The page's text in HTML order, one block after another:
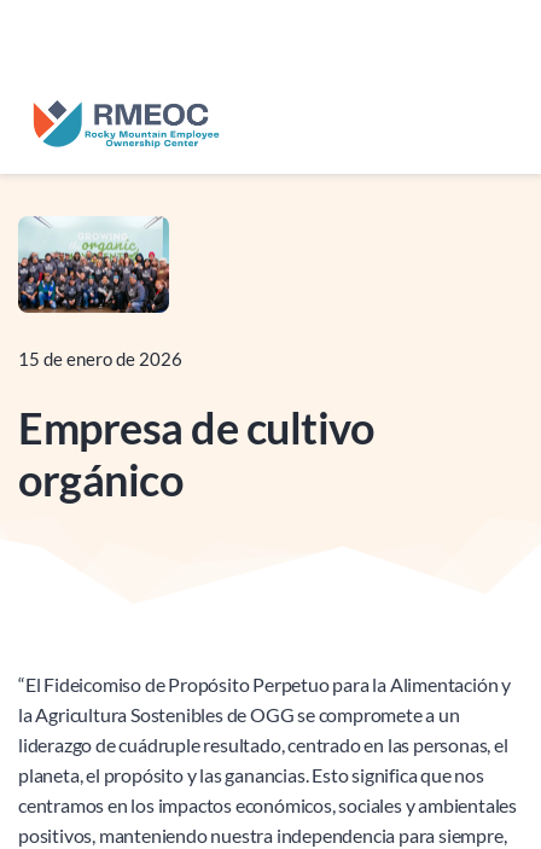
15 de enero de 2026
Empresa de cultivo
orgánico
“El Fideicomiso de Propósito Perpetuo para la Alimentación y
la Agricultura Sostenibles de OGG se compromete a un
liderazgo de cuádruple resultado, centrado en las personas, el
planeta, el propósito y las ganancias. Esto significa que nos
centramos en los impactos económicos, sociales y ambientales
positivos, manteniendo nuestra independencia para siempre,